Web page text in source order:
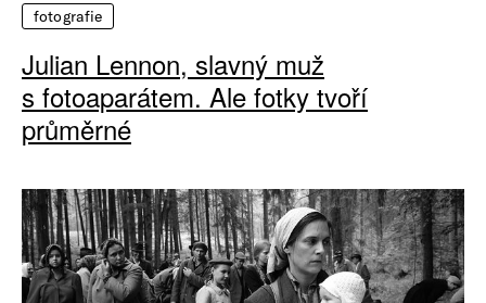
fotografie
Julian Lennon, slavný muž
s fotoaparátem. Ale fotky tvoří
průměrné